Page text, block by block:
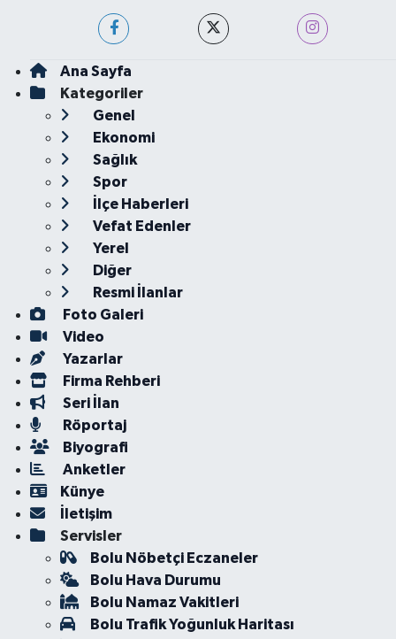
Ana Sayfa
Kategoriler
Genel
Ekonomi
Sağlık
Spor
İlçe Haberleri
Vefat Edenler
Yerel
Diğer
Resmi İlanlar
Foto Galeri
Video
Yazarlar
Firma Rehberi
Seri İlan
Röportaj
Biyografi
Anketler
Künye
İletişim
Servisler
Bolu Nöbetçi Eczaneler
Bolu Hava Durumu
Bolu Namaz Vakitleri
Bolu Trafik Yoğunluk Haritası